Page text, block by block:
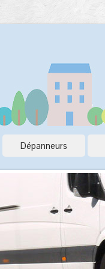
Dépanneurs